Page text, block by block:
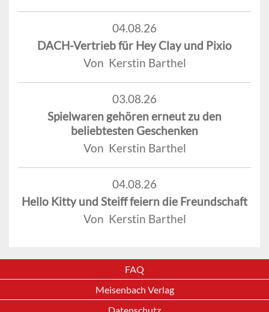
04.08.26
DACH-Vertrieb für Hey Clay und Pixio
Von Kerstin Barthel
03.08.26
Spielwaren gehören erneut zu den
beliebtesten Geschenken
Von Kerstin Barthel
04.08.26
Hello Kitty und Steiff feiern die Freundschaft
Von Kerstin Barthel
FAQ
Meisenbach Verlag